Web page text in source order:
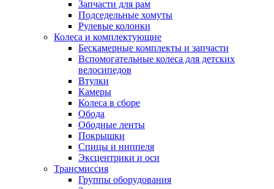
Запчасти для рам
Подседельные хомуты
Рулевые колонки
Колеса и комплектующие
Бескамерные комплекты и запчасти
Вспомогательные колеса для детских
велосипедов
Втулки
Камеры
Колеса в сборе
Обода
Ободные ленты
Покрышки
Спицы и ниппеля
Эксцентрики и оси
Трансмиссия
Группы оборудования